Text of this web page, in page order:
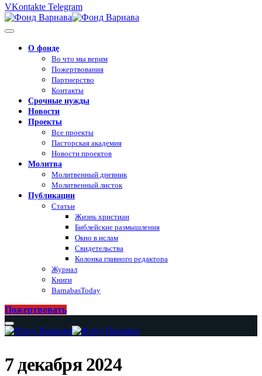
VKontakte Telegram
О фонде
Во что мы верим
Пожертвования
Партнерство
Контакты
Срочные нужды
Новости
Проекты
Все проекты
Пасторская академия
Новости проектов
Молитва
Молитвенный дневник
Молитвенный листок
Публикации
Статьи
Жизнь христиан
Библейские размышления
Окно в ислам
Свидетельства
Колонка главного редактора
Журнал
Книги
BarnabasToday
Пожертвовать
7 декабря 2024